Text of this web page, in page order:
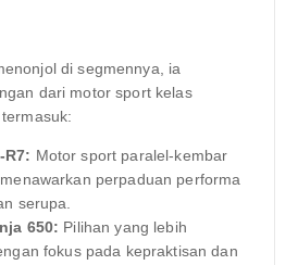
di segmennya, ia
dari motor sport kelas
R7: Motor sport paralel-kembar
perpaduan performa
serupa.
650: Pilihan yang lebih
fokus pada kepraktisan dan